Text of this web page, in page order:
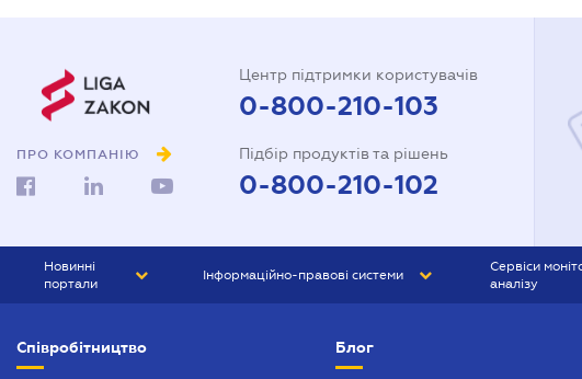
ПРО КОМПАНІЮ
Центр підтримки користувачів
0-800-210-103
Підбір продуктів та рішень
0-800-210-102
Новинні
портали
БІЗНЕС
Інформаційно-правові системи
Сервіси
аналізу
Співробітництво Блог